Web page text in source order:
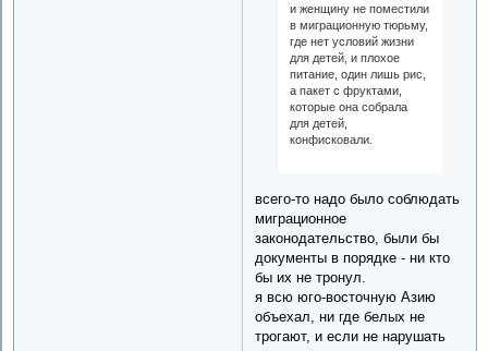
и женщину не поместили
в миграционную тюрьму,
где нет условий жизни
для детей, и плохое
питание, один лишь рис,
а пакет с фруктами,
которые она собрала
для детей,
конфисковали.
всего-то надо было соблюдать
миграционное
законодательство, были бы
документы в порядке - ни кто
бы их не тронул.
я всю юго-восточную Азию
объехал, ни где белых не
трогают, и если не нарушать